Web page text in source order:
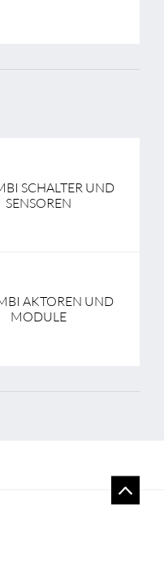
SCHALTER UND
SENSOREN
AKTOREN UND
MODULE